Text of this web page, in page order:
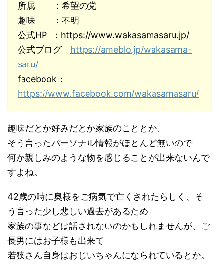
所属 ：希望の党
趣味 ：不明
公式HP ：https://www.wakasamasaru.jp/
公式ブログ： https://ameblo.jp/wakasama-
saru/
facebook：
https://www.facebook.com/wakasamasaru/
趣味だとか好みだとか家族のこととか、
そう言ったパーソナル情報がほとんど無いので
何か親しみのような物を感じることが出来ないんで
すよね。
42歳の時に奥様をご病気で亡くされたらしく、そ
う言った少し悲しい過去があるため
家族の事などは話されないのかもしれませんが、ご
長男にはお子様も出来て
若狭さん自身はおじいちゃんになられているとか。